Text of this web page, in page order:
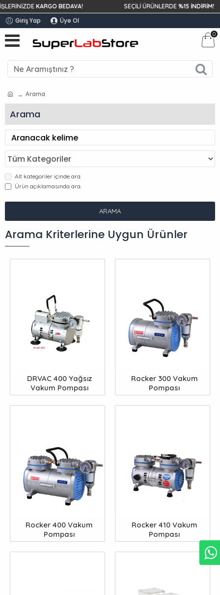
KARGO BEDAVA! SEÇİLİ ÜRÜNLERDE%15 İNDİRİM!
Giriş Yap Üye Ol
0
Arama
Arama
Alt kategoriler içinde ara
Ürün açıklamasında ara.
ARAMA
Arama Kriterlerine Uygun Ürünler
DRVAC 400 Yağsız
Vakum Pompası
Rocker 300 Vakum
Pompası
Rocker 400 Vakum
Pompası
Rocker 410 Vakum
Pompası